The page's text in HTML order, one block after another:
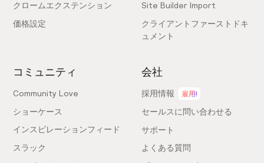
クロームエクステンション
価格設定
Site Builder Import
クライアントファーストドキ
ュメント
コミュニティ
Community Love
ショーケース
インスピレーションフィード
スラック
会社
採用情報 雇用!
セールスに問い合わせる
サポート
よくある質問